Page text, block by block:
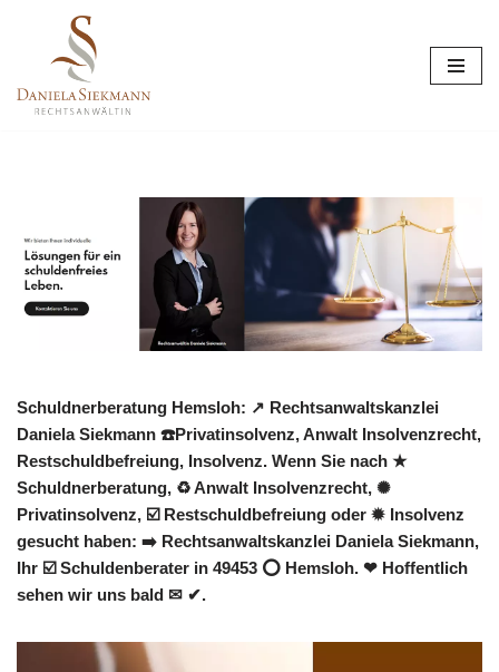
Inhalt
springen
Schuldnerberatung Hemsloh: ↗️ Rechtsanwaltskanzlei
Daniela Siekmann ☎️Privatinsolvenz, Anwalt Insolvenzrecht,
Restschuldbefreiung, Insolvenz. Wenn Sie nach ★
Schuldnerberatung, ♻ Anwalt Insolvenzrecht, ✺
Privatinsolvenz, ☑️ Restschuldbefreiung oder ✹ Insolvenz
gesucht haben: ➡️ Rechtsanwaltskanzlei Daniela Siekmann,
Ihr ☑️ Schuldenberater in 49453 ⭕ Hemsloh. ❤ Hoffentlich
sehen wir uns bald ✉ ✔.